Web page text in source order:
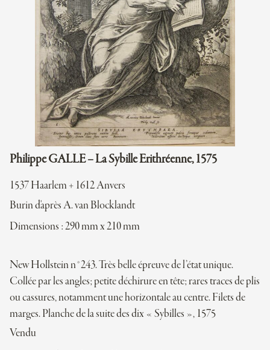
Philippe GALLE – La Sybille Erithréenne, 1575
1537 Haarlem + 1612 Anvers
Burin d'après A. van Blocklandt
Dimensions : 290 mm x 210 mm
New Hollstein n°243. Très belle épreuve de l’état unique.
Collée par les angles; petite déchirure en tête; rares traces de plis
ou cassures, notamment une horizontale au centre. Filets de
marges. Planche de la suite des dix « Sybilles », 1575
Vendu